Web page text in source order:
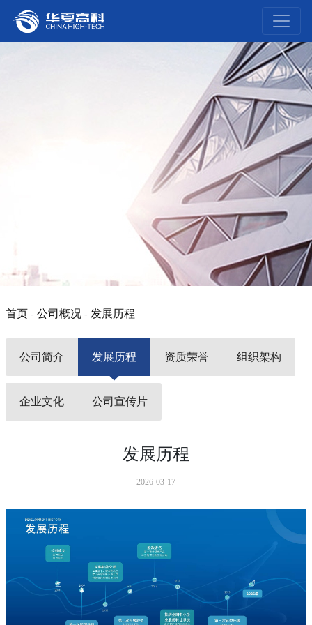
首页 - 公司概况 - 发展历程
公司简介 发展历程 资质荣誉 组织架构
企业文化 公司宣传片
发展历程
2026-03-17